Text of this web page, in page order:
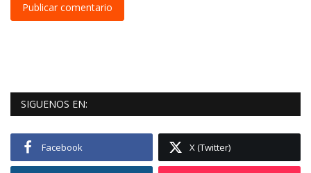
Publicar comentario
SIGUENOS EN:
Facebook X (Twitter)